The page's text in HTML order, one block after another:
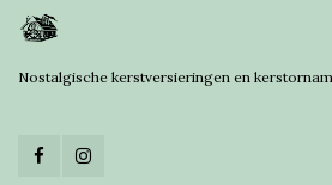
Nostalgische kerstversieringen en